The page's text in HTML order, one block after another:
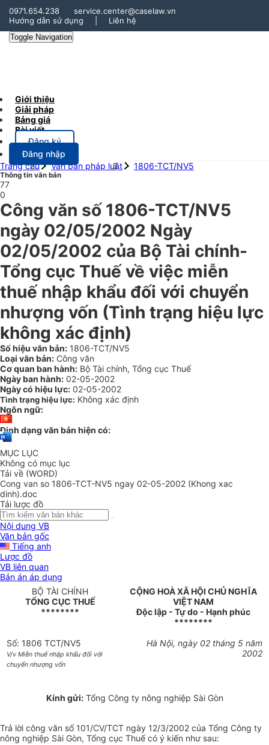
0971.654.238
service.center@caselaw.vn
Hướng dẫn sử dụng
Liên hệ
Toggle Navigation
Giới thiệu
Giải pháp
Bảng giá
Bài viết
Đăng ký
Đăng nhập
Trang chủ
Văn bản pháp luật 1806-TCT/NV5
Thông tin văn bản
77
0
Công văn số 1806-TCT/NV5
ngày 02/05/2002 Ngày
02/05/2002 của Bộ Tài chính-
Tổng cục Thuế về việc miễn
thuế nhập khẩu đối với chuyển
nhượng vốn (Tình trạng hiệu lực
không xác định)
Số hiệu văn bản: 1806-TCT/NV5
Loại văn bản: Công văn
Cơ quan ban hành: Bộ Tài chính, Tổng cục Thuế
Ngày ban hành: 02-05-2002
Ngày có hiệu lực: 02-05-2002
Tình trạng hiệu lực: Không xác định
Ngôn ngữ:
Định dạng văn bản hiện có:
MỤC LỤC
Không có mục lục
Tải về (WORD)
Cong van so 1806-TCT-NV5 ngay 02-05-2002 (Khong xac
dinh).doc
Tải lược đồ
Nội dung VB
Văn bản gốc
Tiếng anh
Lược đồ
VB liên quan
Bản án áp dụng
BỘ TÀI CHÍNH
TỔNG CỤC THUẾ
********
CỘNG HOÀ XÃ HỘI CHỦ NGHĨA
VIỆT NAM
Độc lập - Tự do - Hạnh phúc
********
Số: 1806 TCT/NV5
V/v Miễn thuế nhập khẩu đối với
chuyển nhượng vốn
Hà Nội, ngày 02 tháng 5 năm
2002
Kính gửi:Tổng Công ty nông nghiệp Sài Gòn
Trả lời công văn số 101/CV/TCT ngày 12/3/2002 của Tổng Công ty
nông nghiệp Sài Gòn, Tổng cục Thuế có ý kiến như sau: